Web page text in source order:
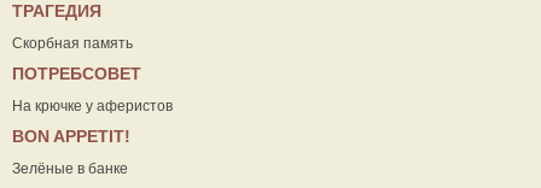
ТРАГЕДИЯ
Скорбная память
ПОТРЕБСОВЕТ
На крючке у аферистов
ВON APPETIT!
Зелёные в банке